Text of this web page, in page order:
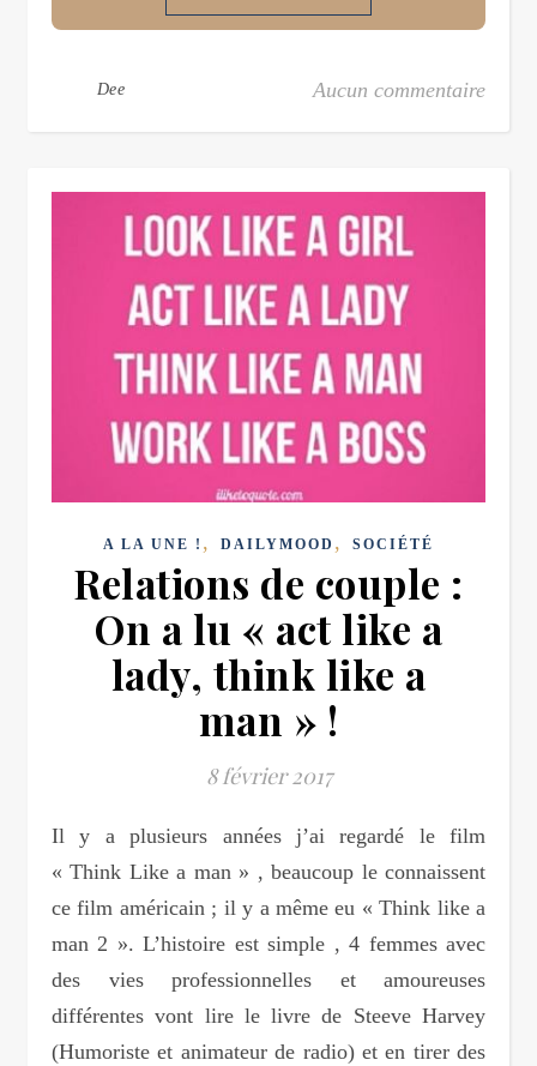
Dee Aucun commentaire
A LA UNE ! , DAILYMOOD , SOCIÉTÉ
Relations de couple :
On a lu « act like a
lady, think like a
man » !
8 février 2017
Il y a plusieurs années j’ai regardé le film
« Think Like a man » , beaucoup le connaissent
ce film américain ; il y a même eu « Think like a
man 2 ». L’histoire est simple , 4 femmes avec
des vies professionnelles et amoureuses
différentes vont lire le livre de Steeve Harvey
(Humoriste et animateur de radio) et en tirer des